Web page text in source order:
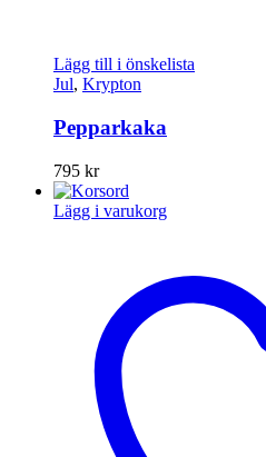
Lägg till i önskelista
Jul, Krypton
Pepparkaka
795 kr
Lägg i varukorg